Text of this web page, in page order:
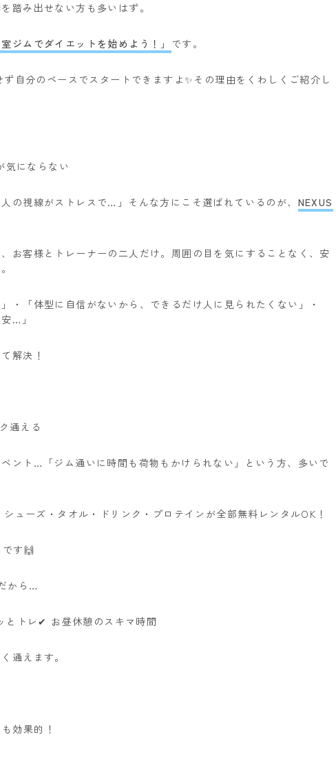
踏み出せない方も多いはず。
室ジムでダイエットを始めよう！」 です。
自分のペースでスタートできますよ✨ その理由をくわしくご紹介し
気にならない
の視線がストレスで…」 そんな方にこそ選ばれているのが、 NEXUS
お客様とトレーナーの二人だけ。 周囲の目を気にすることなく、安
・「体型に自信がないから、できるだけ人に見られたくない」
・
…」
解決！
通える
ベント… 「ジム通いに時間も荷物もかけられない」という方、多いで
ューズ・タオル・ドリンク・プロテインが全部無料レンタルOK！
す🙌
から…
とトレ ✔ お昼休憩のスキマ時間
通えます。
効果的！